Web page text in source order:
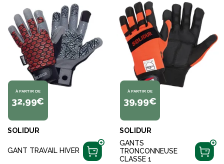
À PARTIR DE
32,99€
SOLIDUR
GANT TRAVAIL HIVER
À PARTIR DE
39,99€
SOLIDUR
GANTS
TRONCONNEUSE
CLASSE 1